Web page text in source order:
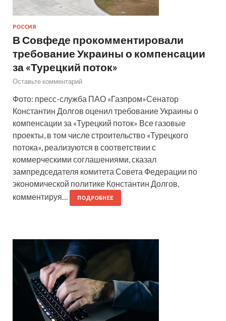
РОССИЯ
В Совфеде прокомментировали
требование Украины о компенсации
за «Турецкий поток»
Оставьте комментарий
Фото: пресс-служба ПАО «Газпром»Сенатор
Константин Долгов оценил требование Украины о
компенсации за «Турецкий поток» Все газовые
проекты, в том числе строительство «Турецкого
потока», реализуются в соответствии с
коммерческими соглашениями, сказал
зампредседателя комитета Совета Федерации по
экономической политике Константин Долгов,
комментируя…
ПОДРОБНЕЕ